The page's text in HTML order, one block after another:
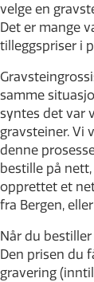
velge en
Det er mange
tilleggspriser i
samme
syntes det var
gravsteiner. Vi
denne
bestille på
opprettet et
fra Bergen,
Når du
Den prisen du
gravering